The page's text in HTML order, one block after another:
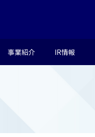
事業紹介 IR情報